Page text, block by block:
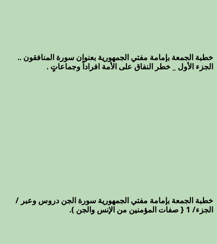
خطبة الجمعة بإمامة مفتي الجمهورية بعنوان سورة المنافقون ..
الجزء الأول _ خطر النفاق على الأمة افراداً وجماعاتٍ .
خطبة الجمعة بإمامة مفتي الجمهورية سورة الجن دروس وعبر /
الجزء/ 1 { صفات المؤمنين من الإنس والجن ).